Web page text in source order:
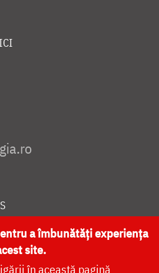
CATEDRALA NAȚIONALĂ
a îmbunătăți experiența
site.
în această pagină